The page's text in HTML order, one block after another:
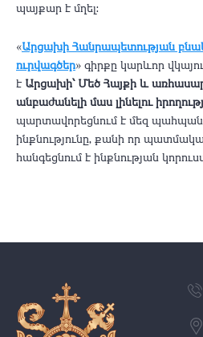
պայքար է մղել։
«Արցախի Հանրապետության
ուրվագծեր» գիրքը կարևոր
է Արցախի՝ Մեծ Հայքի և
անբաժանելի մաս լինելու
պարտավորեցնում է մեզ
ինքնությունը, քանի որ
հանգեցնում է ինքնության